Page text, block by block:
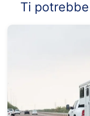
Ti